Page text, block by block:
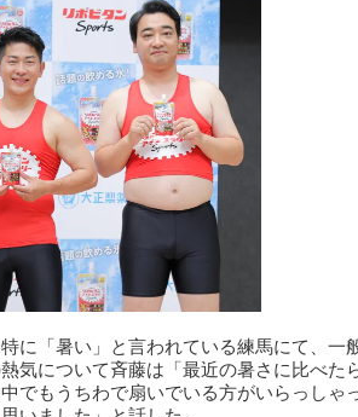
に「暑い」と言われている練馬にて、一
気について斉藤は「最近の暑さに比べた
でもうちわで扇いでいる方がいらっしゃ